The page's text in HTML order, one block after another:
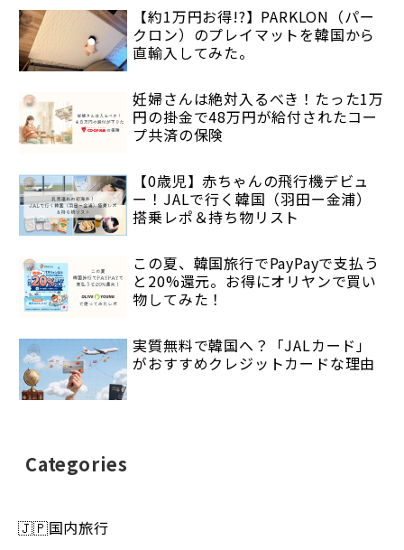
【約1万円お得!?】PARKLON（パー
クロン）のプレイマットを韓国から
直輸入してみた。
妊婦さんは絶対入るべき！たった1万
円の掛金で48万円が給付されたコー
プ共済の保険
【0歳児】赤ちゃんの飛行機デビュ
ー！JALで行く韓国（羽田ー金浦）
搭乗レポ＆持ち物リスト
この夏、韓国旅行でPayPayで支払う
と20%還元。お得にオリヤンで買い
物してみた！
実質無料で韓国へ？「JALカード」
がおすすめクレジットカードな理由
Categories
🇯🇵国内旅行